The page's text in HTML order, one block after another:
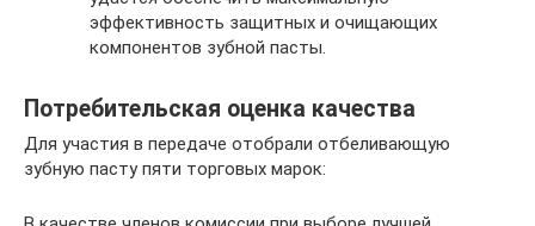
эффективность защитных и очищающих
компонентов зубной пасты.
Потребительская оценка качества
Для участия в передаче отобрали отбеливающую
зубную пасту пяти торговых марок: